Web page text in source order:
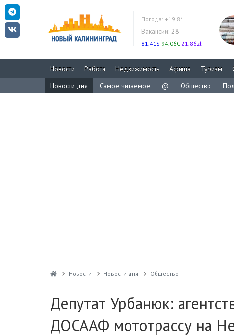
Погода: +19.8°
Вакансии: 28
81.41$ 94.06€ 21.86zł
Новости Работа Недвижимость Афиша Туризм
Новости дня
Самое читаемое @ Общество
Новости Новости дня Общество
Депутат Урбанюк:
ДОСААФ мототрассу на